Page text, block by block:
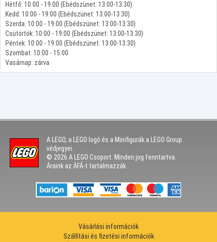
Hétfő: 10:00 - 19:00 (Ebédszünet: 13:00-13:30)
Kedd: 10:00 - 19:00 (Ebédszünet: 13:00-13:30)
Szerda: 10:00 - 19:00 (Ebédszünet: 13:00-13:30)
Csütörtök: 10:00 - 19:00 (Ebédszünet: 13:00-13:30)
Péntek: 10:00 - 19:00 (Ebédszünet: 13:00-13:30)
Szombat: 10:00 - 15:00
Vasárnap: zárva
A LEGO, a LEGO logó és a Minifigurák a LEGO Group
védjegyei.
© 2026 A LEGO Csoport. Minden jog fenntartva.
Áraink az ÁFÁ-t tartalmazzák.
Vásárlási információk
Szállítási és fizetési információk